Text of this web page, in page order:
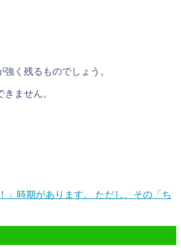
く残るものでしょう。
ません。
」時期があります。 ただし、その「ち